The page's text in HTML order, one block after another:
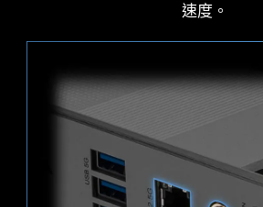
MSI 風扇接頭可自動檢測風扇將
模式運行，視情況隨時調整風扇
Hysteresis也能使系統風扇的運
保系統隨時處於安靜的
速度。
可以自由選擇極速存儲裝置。更
1x
提供 x16 插槽介面，頻寬可達
PCIE 5.0 插槽焊
PCI-E 插槽採用先進的 SMT 焊
Mount Technology），降低雜訊